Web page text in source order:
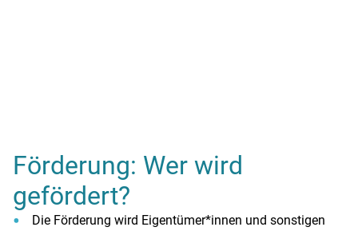
Förderung: Wer wird
gefördert?
Die Förderung wird Eigentümer*innen und sonstigen